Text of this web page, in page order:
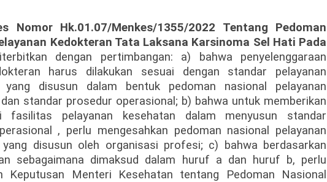
Nomor Hk.01.07/Menkes/1355/2022 Tentang Pedoman
Kedokteran Tata Laksana Karsinoma Sel Hati Pada
dengan pertimbangan: a) bahwa penyelenggaraan
harus dilakukan sesuai dengan standar pelayanan
yang disusun dalam bentuk pedoman nasional pelayanan
standar prosedur operasional; b) bahwa untuk memberikan
fasilitas pelayanan kesehatan dalam menyusun standar
, perlu mengesahkan pedoman nasional pelayanan
yang disusun oleh organisasi profesi; c) bahwa berdasarkan
sebagaimana dimaksud dalam huruf a dan huruf b, perlu
Keputusan Menteri Kesehatan tentang Pedoman Nasional